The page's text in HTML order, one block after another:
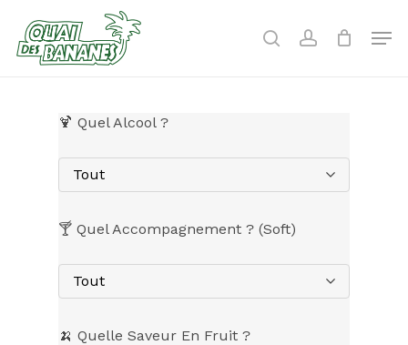
main
content
searchaccount
🍹 Quel Alcool ?
Tout
🍸 Quel Accompagnement ? (Soft)
Tout
🍌 Quelle Saveur En Fruit ?